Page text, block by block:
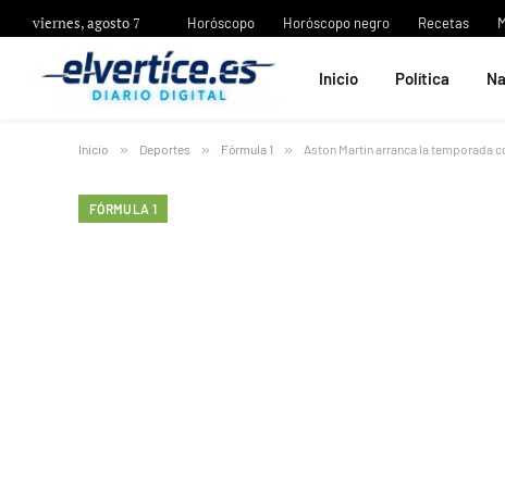
viernes, agosto 7 Horóscopo Horóscopo negro Recetas
Inicio Política
Inicio » Deportes » Fórmula 1 » Aston Martin arranca la temporada
FÓRMULA 1